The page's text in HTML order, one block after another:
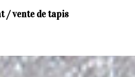
/ vente de tapis